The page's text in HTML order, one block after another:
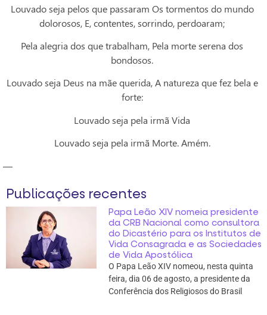
Louvado seja pelos que passaram Os tormentos do mundo
dolorosos, E, contentes, sorrindo, perdoaram;
Pela alegria dos que trabalham, Pela morte serena dos
bondosos.
Louvado seja Deus na mãe querida, A natureza que fez bela e
forte:
Louvado seja pela irmã Vida
Louvado seja pela irmã Morte. Amém.
—
Publicações recentes
Papa Leão XIV nomeia presidente
da CRB Nacional como consultora
do Dicastério para os Institutos de
Vida Consagrada e as Sociedades
de Vida Apostólica
O Papa Leão XIV nomeou, nesta quinta
feira, dia 06 de agosto, a presidente da
Conferência dos Religiosos do Brasil